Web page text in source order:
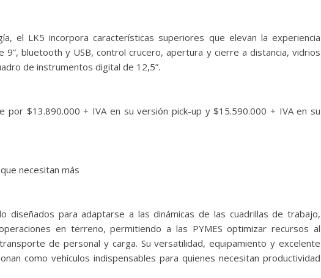
el LK5 incorpora características superiores que elevan la experiencia
9”, bluetooth y USB, control crucero, apertura y cierre a distancia, vidrios
de instrumentos digital de 12,5”.
por $13.890.000 + IVA en su versión pick-up y $15.590.000 + IVA en su
necesitan más
diseñados para adaptarse a las dinámicas de las cuadrillas de trabajo,
en terreno, permitiendo a las PYMES optimizar recursos al
de personal y carga. Su versatilidad, equipamiento y excelente
como vehículos indispensables para quienes necesitan productividad